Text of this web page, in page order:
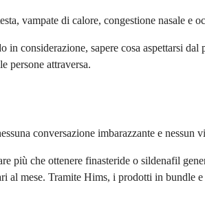
vampate di calore, congestione nasale e
considerazione, sapere cosa aspettarsi
persone attraversa.
conversazione imbarazzante e
più che ottenere finasteride o sildenafil
al mese. Tramite Hims, i prodotti in bundle